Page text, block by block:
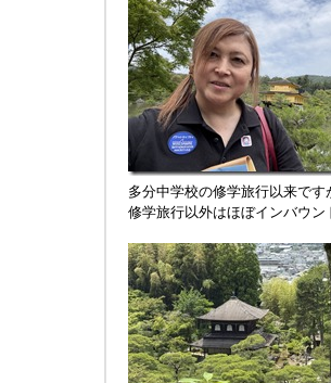
多分中学校の修学旅行以来で
修学旅行以外はほぼインバウン